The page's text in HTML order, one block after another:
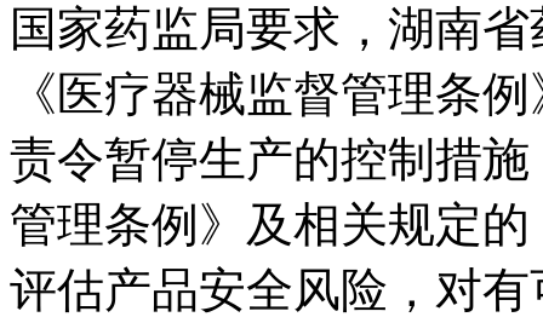
国家药监局要求，湖南
《医疗器械监督管理条
责令暂停生产的控制措
管理条例》及相关规定
评估产品安全风险，对